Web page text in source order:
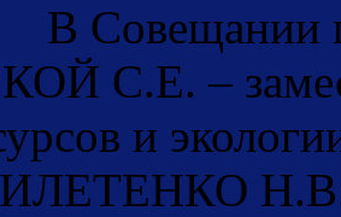
В Совещании
С.Е. –
и
Н.В. –